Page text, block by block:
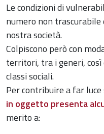
Le condizioni di
numero non
nostra società.
Colpiscono però con
territori, tra i generi,
classi sociali.
Per contribuire a far
in oggetto presenta
merito a: